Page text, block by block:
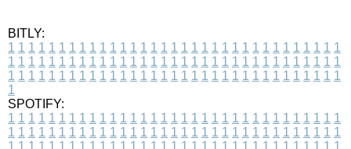
BITLY:
1 1 1 1 1 1 1 1 1 1 1 1 1 1 1 1 1 1 1 1 1 1 1 1 1 1 1 1 1 1 1 1 1
1 1 1 1 1 1 1 1 1 1 1 1 1 1 1 1 1 1 1 1 1 1 1 1 1 1 1 1 1 1 1 1 1
1 1 1 1 1 1 1 1 1 1 1 1 1 1 1 1 1 1 1 1 1 1 1 1 1 1 1 1 1 1 1 1 1
1
SPOTIFY:
1 1 1 1 1 1 1 1 1 1 1 1 1 1 1 1 1 1 1 1 1 1 1 1 1 1 1 1 1 1 1 1 1
1 1 1 1 1 1 1 1 1 1 1 1 1 1 1 1 1 1 1 1 1 1 1 1 1 1 1 1 1 1 1 1 1
1 1 1 1 1 1 1 1 1 1 1 1 1 1 1 1 1 1 1 1 1 1 1 1 1 1 1 1 1 1 1 1 1